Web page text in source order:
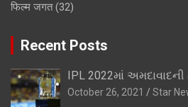
फिल्म जगत(32)
Recent Posts
IPL 2022માં
October 26, 2021 Star